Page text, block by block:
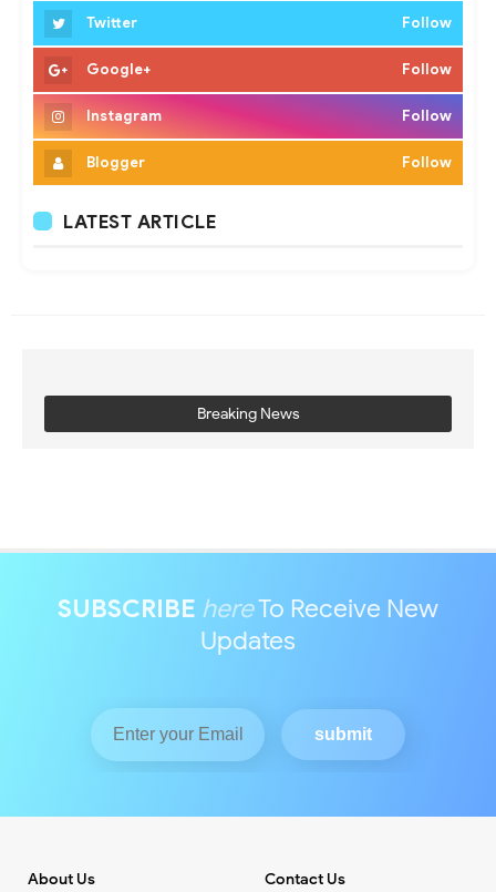
Twitter Follow
Google+ Follow
Instagram Follow
Blogger Follow
LATEST ARTICLE
Breaking News
SUBSCRIBE hereTo Receive New
Updates
About Us Contact Us